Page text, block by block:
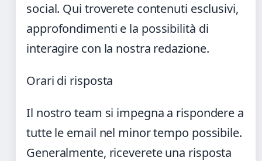
social. Qui troverete contenuti esclusivi,
approfondimenti e la possibilità di
interagire con la nostra redazione.
Orari di risposta
Il nostro team si impegna a rispondere a
tutte le email nel minor tempo possibile.
Generalmente, riceverete una risposta